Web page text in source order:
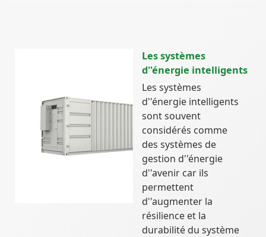
Les systèmes
d''énergie intelligents
Les systèmes
d''énergie intelligents
sont souvent
considérés comme
des systèmes de
gestion d''énergie
d''avenir car ils
permettent
d''augmenter la
résilience et la
durabilité du système